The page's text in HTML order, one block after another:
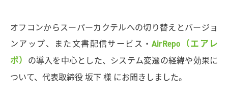
オフコンからスーパーカクテルへの切り替えとバージョ
ンアップ、また文書配信サービス・AirRepo（エアレ
ポ）
の導入を中心とした、システム変遷の経緯や効果に
ついて、代表取締役 坂下 様 にお聞きしました。